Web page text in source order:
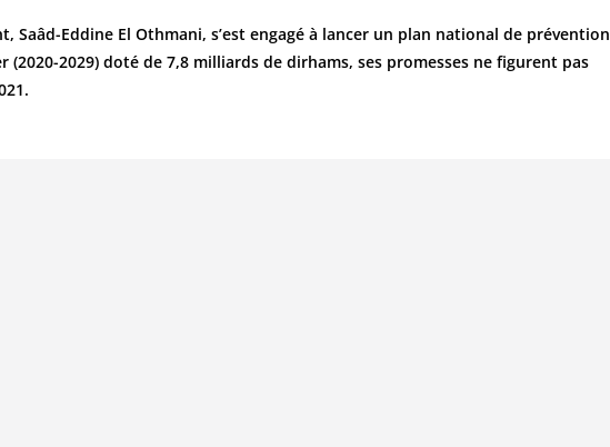
Saâd-Eddine El Othmani, s’est engagé à lancer un plan national de prévention
2029) doté de 7,8 milliards de dirhams, ses promesses ne figurent pas